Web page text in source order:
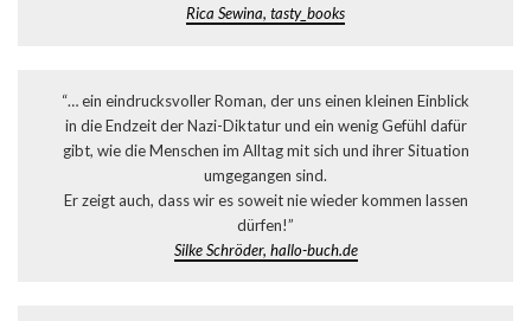
Rica Sewina, tasty_books
“… ein eindrucksvoller Roman, der uns einen kleinen Einblick
in die Endzeit der Nazi-Diktatur und ein wenig Gefühl dafür
gibt, wie die Menschen im Alltag mit sich und ihrer Situation
umgegangen sind.
Er zeigt auch, dass wir es soweit nie wieder kommen lassen
dürfen!”
Silke Schröder, hallo-buch.de